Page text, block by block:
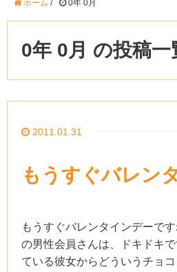
ホーム / 0年 0月
0年 0月 の投稿一
2011.01.31
もうすぐバレン
もうすぐバレンタインデーで
の男性会員さんは、ドキドキ
ている彼女からどういうチョ